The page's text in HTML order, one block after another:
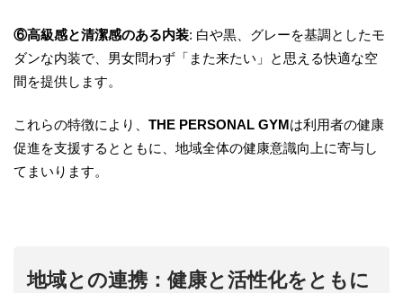
⑥高級感と清潔感のある内装: 白や黒、グレーを基調としたモ
ダンな内装で、男女問わず「また来たい」と思える快適な空
間を提供します。
これらの特徴により、 THE PERSONAL GYMは利用者の健康
促進を支援するとともに、地域全体の健康意識向上に寄与し
てまいります。
地域との連携：健康と活性化をともに